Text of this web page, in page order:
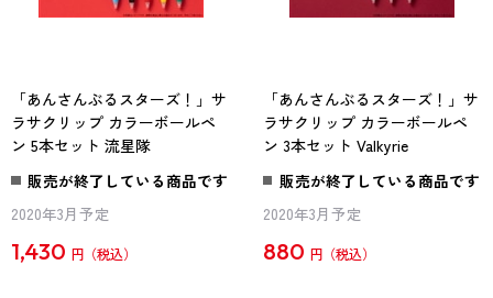
「あんさんぶるスターズ！」サ
ラサクリップ カラーボールペ
ン 5本セット 流星隊
販売が終了している商品です
2020年3月予定
1,430 円
「あんさんぶるスターズ！」サ
ラサクリップ カラーボールペ
ン 3本セット Valkyrie
販売が終了している商品です
2020年3月予定
880 円